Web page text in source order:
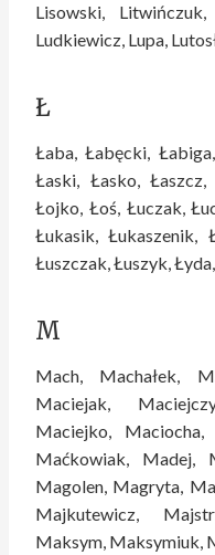
Lisowski,
Ludkiewicz, Lupa,
Ł
Łaba, Łabęcki,
Łaski, Łasko,
Łojko, Łoś, Łuczak,
Łukasik, Łukaszenik,
Łuszczak, Łuszyk,
M
Mach, Machałek,
Maciejak,
Maciejko,
Maćkowiak, Madej,
Magolen, Magryta,
Majkutewicz,
Maksym, Maksymiuk,